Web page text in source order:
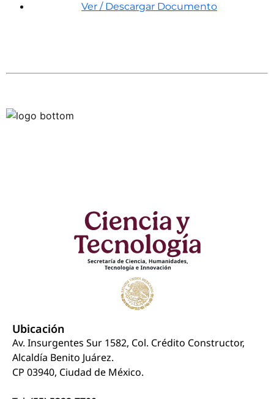
Ver / Descargar Documento
Ubicación
Av. Insurgentes Sur 1582, Col. Crédito Constructor,
Alcaldía Benito Juárez.
CP 03940, Ciudad de México.